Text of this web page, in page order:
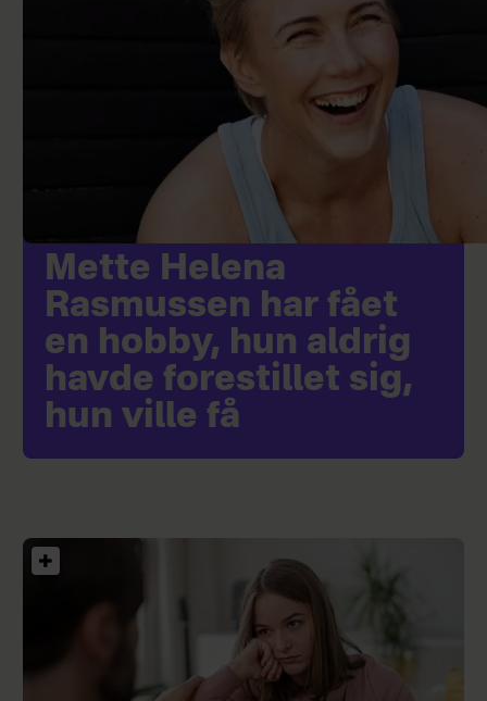
Mette Helena
Rasmussen har fået
en hobby, hun aldrig
havde forestillet sig,
hun ville få